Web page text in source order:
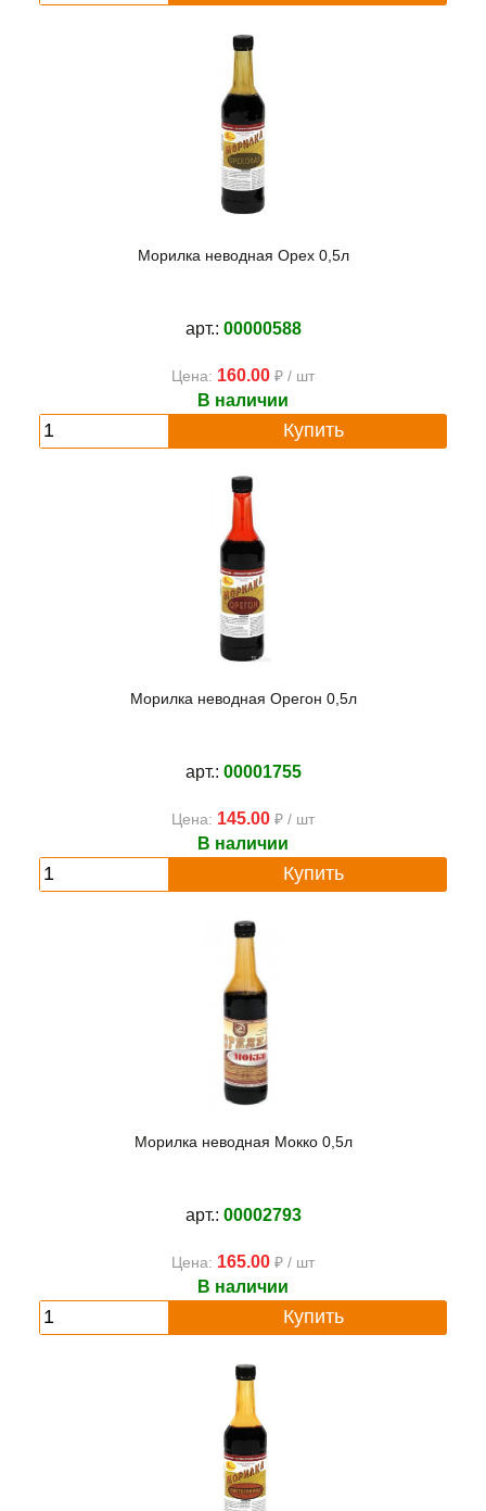
Морилка неводная Орех 0,5л
арт.: 00000588
Цена: 160.00 ₽ / шт
В наличии
Купить
Морилка неводная Орегон 0,5л
арт.: 00001755
Цена: 145.00 ₽ / шт
В наличии
Купить
Морилка неводная Мокко 0,5л
арт.: 00002793
Цена: 165.00 ₽ / шт
В наличии
Купить